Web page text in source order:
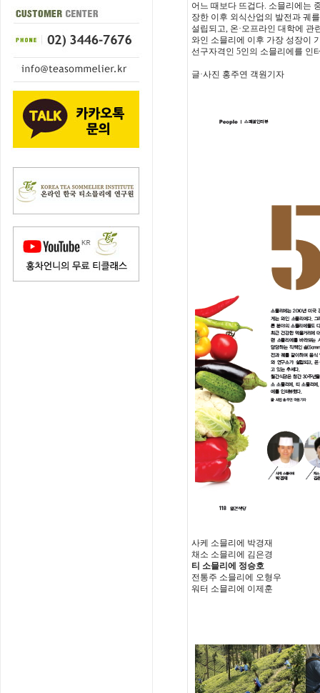
어느 때보다 뜨겁다. 소믈리에는
장한 이후 외식산업의 발전과 궤
설립되고, 온·오프라인 대학에 관
와인 소믈리에 이후 가장 성장이
선구자격인 5인의 소믈리에를 인
글·사진 홍주연 객원기자
사케 소믈리에 박경재
채소 소믈리에 김은경
티 소믈리에 정승호
전통주 소믈리에 오형우
워터 소믈리에 이제훈